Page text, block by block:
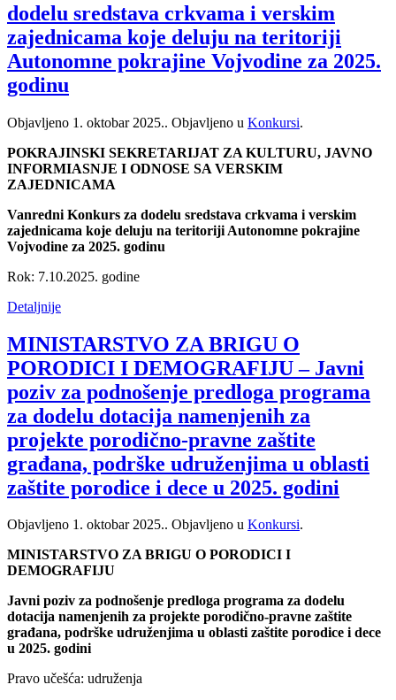
dodelu sredstava crkvama i verskim
zajednicama koje deluju na teritoriji
Autonomne pokrajine Vojvodine za 2025.
godinu
Objavljeno 1. oktobar 2025.. Objavljeno u Konkursi.
POKRAJINSKI SEKRETARIJAT ZA KULTURU, JAVNO
INFORMIASNJE I ODNOSE SA VERSKIM
ZAJEDNICAMA
Vanredni Konkurs za dodelu sredstava crkvama i verskim
zajednicama koje deluju na teritoriji Autonomne pokrajine
Vojvodine za 2025. godinu
Rok: 7.10.2025. godine
Detaljnije
MINISTARSTVO ZA BRIGU O
PORODICI I DEMOGRAFIJU – Javni
poziv za podnošenje predloga programa
za dodelu dotacija namenjenih za
projekte porodično-pravne zaštite
građana, podrške udruženjima u oblasti
zaštite porodice i dece u 2025. godini
Objavljeno 1. oktobar 2025.. Objavljeno u Konkursi.
MINISTARSTVO ZA BRIGU O PORODICI I
DEMOGRAFIJU
Javni poziv za podnošenje predloga programa za dodelu
dotacija namenjenih za projekte porodično-pravne zaštite
građana, podrške udruženjima u oblasti zaštite porodice i dece
u 2025. godini
Pravo učešća: udruženja